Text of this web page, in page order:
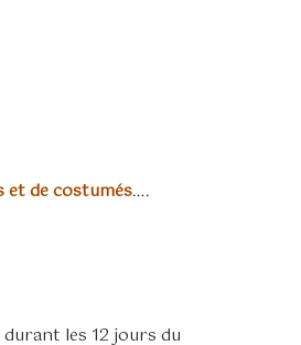
et de costumés….
les 12 jours du